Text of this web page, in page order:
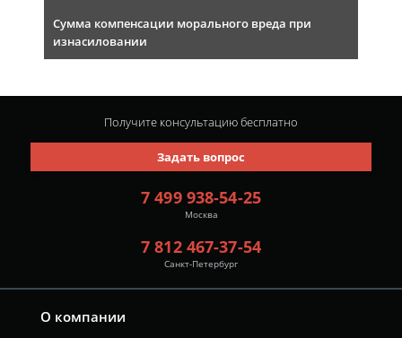
Сумма компенсации морального вреда при
изнасиловании
О компании
7 499 938-54-25
Москва
7 812 467-37-54
Санкт-Петербург
Задать вопрос
Получите консультациюбесплатно